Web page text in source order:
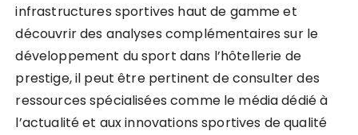
infrastructures sportives haut de gamme et
découvrir des analyses complémentaires sur le
développement du sport dans l’hôtellerie de
prestige, il peut être pertinent de consulter des
ressources spécialisées comme le média dédié à
l’actualité et aux innovations sportives de qualité